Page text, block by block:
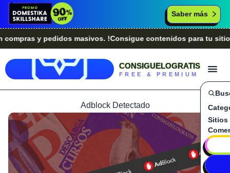
Saber más
y pedidos masivos. !Consigue contenidos para tu sitio
CONSIGUELOGRATIS
FREE & PREMIUM
Sitios
Adblock Detectado